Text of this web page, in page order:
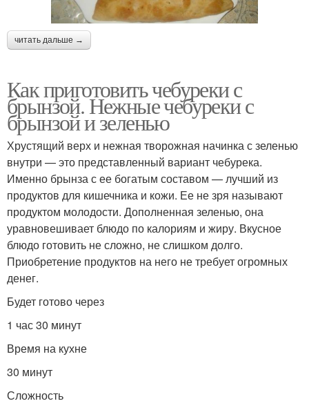
читать дальше →
Как приготовить чебуреки с
брынзой. Нежные чебуреки с
брынзой и зеленью
Хрустящий верх и нежная творожная начинка с зеленью
внутри — это представленный вариант чебурека.
Именно брынза с ее богатым составом — лучший из
продуктов для кишечника и кожи. Ее не зря называют
продуктом молодости. Дополненная зеленью, она
уравновешивает блюдо по калориям и жиру. Вкусное
блюдо готовить не сложно, не слишком долго.
Приобретение продуктов на него не требует огромных
денег.
Будет готово через
1 час 30 минут
Время на кухне
30 минут
Сложность